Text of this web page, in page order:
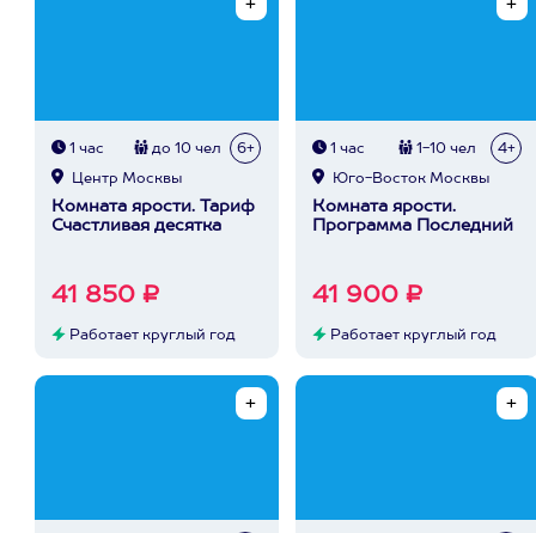
1 час до 10 чел 6+
Центр Москвы
Комната ярости. Тариф
Счастливая десятка
41 850 ₽
Работает круглый год
1 час 1-10 чел 4+
Юго-Восток Москвы
Комната ярости.
Программа Последний
41 900 ₽
Работает круглый год